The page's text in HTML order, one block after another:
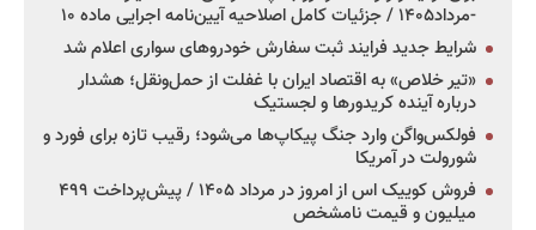
-مرداد۱۴۰۵ / جزئیات کامل اصلاحیه آیین‌نامه اجرایی ماده ۱۰
شرایط جدید فرایند ثبت سفارش خودروهای سواری اعلام شد
«تیر خلاص» به اقتصاد ایران با غفلت از حمل‌ونقل؛ هشدار
درباره آینده کریدورها و لجستیک
فولکس‌واگن وارد جنگ پیکاپ‌ها می‌شود؛ رقیب تازه برای فورد و
شورولت در آمریکا
فروش کوییک اس از امروز در مرداد ۱۴۰۵ / پیش‌پرداخت ۴۹۹
میلیون و قیمت نامشخص